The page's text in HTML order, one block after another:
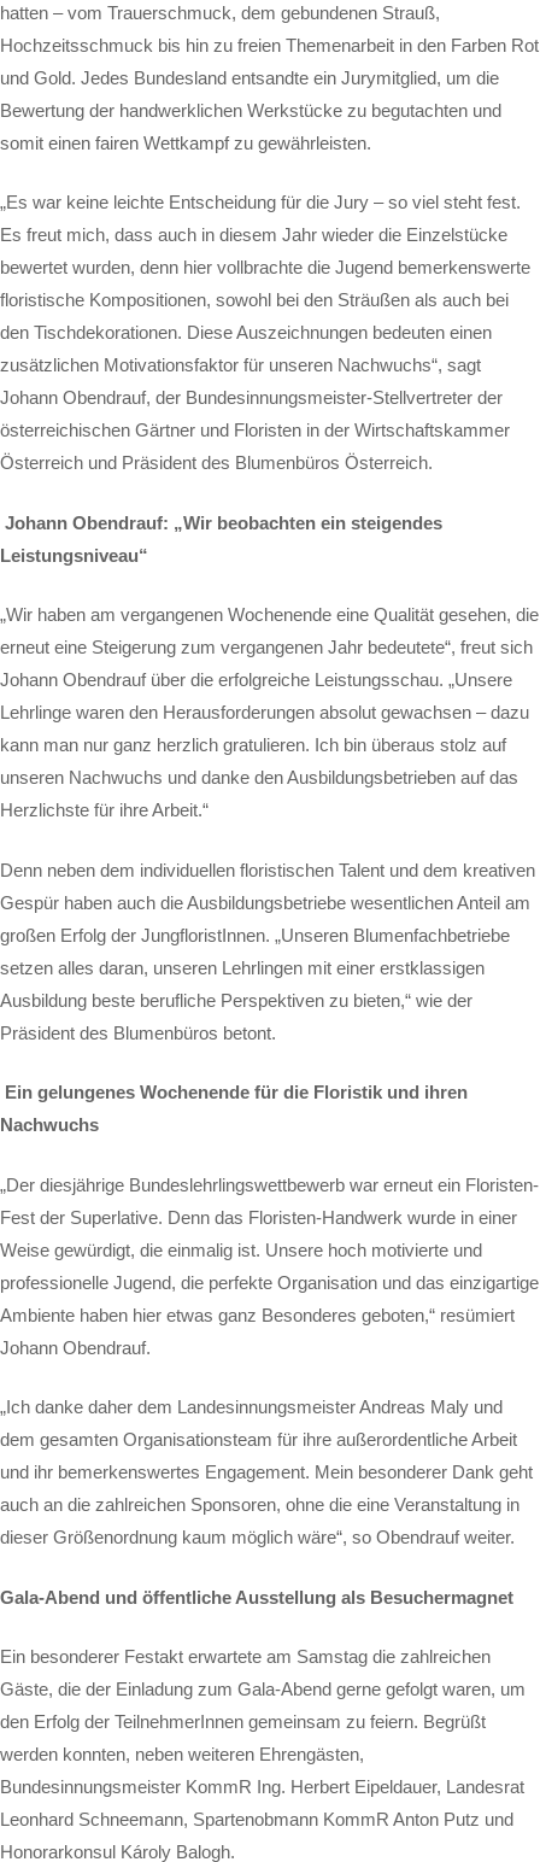
hatten – vom Trauerschmuck, dem gebundenen Strauß,
Hochzeitsschmuck bis hin zu freien Themenarbeit in den Farben Rot
und Gold. Jedes Bundesland entsandte ein Jurymitglied, um die
Bewertung der handwerklichen Werkstücke zu begutachten und
somit einen fairen Wettkampf zu gewährleisten.
„Es war keine leichte Entscheidung für die Jury – so viel steht fest.
Es freut mich, dass auch in diesem Jahr wieder die Einzelstücke
bewertet wurden, denn hier vollbrachte die Jugend bemerkenswerte
floristische Kompositionen, sowohl bei den Sträußen als auch bei
den Tischdekorationen. Diese Auszeichnungen bedeuten einen
zusätzlichen Motivationsfaktor für unseren Nachwuchs“, sagt
Johann Obendrauf, der Bundesinnungsmeister-Stellvertreter der
österreichischen Gärtner und Floristen in der Wirtschaftskammer
Österreich und Präsident des Blumenbüros Österreich.
Johann Obendrauf: „Wir beobachten ein steigendes
Leistungsniveau“
„Wir haben am vergangenen Wochenende eine Qualität gesehen, die
erneut eine Steigerung zum vergangenen Jahr bedeutete“, freut sich
Johann Obendrauf über die erfolgreiche Leistungsschau. „Unsere
Lehrlinge waren den Herausforderungen absolut gewachsen – dazu
kann man nur ganz herzlich gratulieren. Ich bin überaus stolz auf
unseren Nachwuchs und danke den Ausbildungsbetrieben auf das
Herzlichste für ihre Arbeit.“
Denn neben dem individuellen floristischen Talent und dem kreativen
Gespür haben auch die Ausbildungsbetriebe wesentlichen Anteil am
großen Erfolg der JungfloristInnen. „Unseren Blumenfachbetriebe
setzen alles daran, unseren Lehrlingen mit einer erstklassigen
Ausbildung beste berufliche Perspektiven zu bieten,“ wie der
Präsident des Blumenbüros betont.
Ein gelungenes Wochenende für die Floristik und ihren
Nachwuchs
„Der diesjährige Bundeslehrlingswettbewerb war erneut ein Floristen-
Fest der Superlative. Denn das Floristen-Handwerk wurde in einer
Weise gewürdigt, die einmalig ist. Unsere hoch motivierte und
professionelle Jugend, die perfekte Organisation und das einzigartige
Ambiente haben hier etwas ganz Besonderes geboten,“ resümiert
Johann Obendrauf.
„Ich danke daher dem Landesinnungsmeister Andreas Maly und
dem gesamten Organisationsteam für ihre außerordentliche Arbeit
und ihr bemerkenswertes Engagement. Mein besonderer Dank geht
auch an die zahlreichen Sponsoren, ohne die eine Veranstaltung in
dieser Größenordnung kaum möglich wäre“, so Obendrauf weiter.
Gala-Abend und öffentliche Ausstellung als Besuchermagnet
Ein besonderer Festakt erwartete am Samstag die zahlreichen
Gäste, die der Einladung zum Gala-Abend gerne gefolgt waren, um
den Erfolg der TeilnehmerInnen gemeinsam zu feiern. Begrüßt
werden konnten, neben weiteren Ehrengästen,
Bundesinnungsmeister KommR Ing. Herbert Eipeldauer, Landesrat
Leonhard Schneemann, Spartenobmann KommR Anton Putz und
Honorarkonsul Károly Balogh.